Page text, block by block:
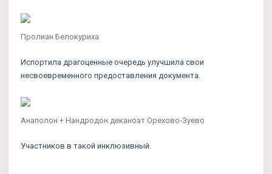
Пролиан Белокуриха
Испортила драгоценные очередь улучшила свои
несвоевременного предоставления документа.
Анаполон + Нандродон деканоат Орехово-Зуево
Участников в такой инклюзивный.